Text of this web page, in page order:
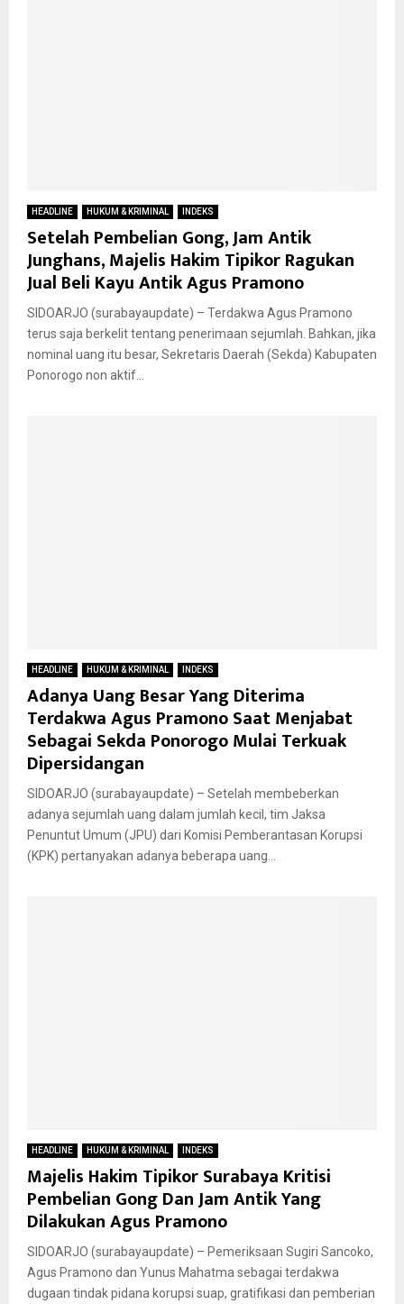
HEADLINE HUKUM & KRIMINAL INDEKS
Setelah Pembelian Gong, Jam Antik
Junghans, Majelis Hakim Tipikor Ragukan
Jual Beli Kayu Antik Agus Pramono
SIDOARJO (surabayaupdate) – Terdakwa Agus Pramono
terus saja berkelit tentang penerimaan sejumlah. Bahkan, jika
nominal uang itu besar, Sekretaris Daerah (Sekda) Kabupaten
Ponorogo non aktif...
HEADLINE HUKUM & KRIMINAL INDEKS
Adanya Uang Besar Yang Diterima
Terdakwa Agus Pramono Saat Menjabat
Sebagai Sekda Ponorogo Mulai Terkuak
Dipersidangan
SIDOARJO (surabayaupdate) – Setelah membeberkan
adanya sejumlah uang dalam jumlah kecil, tim Jaksa
Penuntut Umum (JPU) dari Komisi Pemberantasan Korupsi
(KPK) pertanyakan adanya beberapa uang...
HEADLINE HUKUM & KRIMINAL INDEKS
Majelis Hakim Tipikor Surabaya Kritisi
Pembelian Gong Dan Jam Antik Yang
Dilakukan Agus Pramono
SIDOARJO (surabayaupdate) – Pemeriksaan Sugiri Sancoko,
Agus Pramono dan Yunus Mahatma sebagai terdakwa
dugaan tindak pidana korupsi suap, gratifikasi dan pemberian